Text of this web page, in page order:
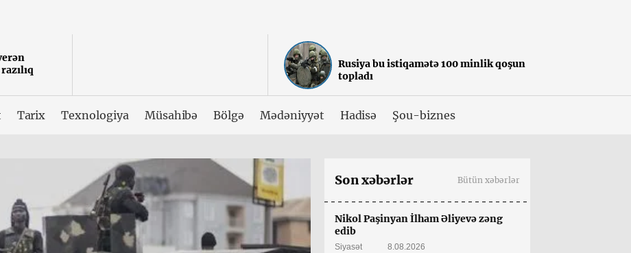
Rusiya bu istiqamətə 100 minlik qoşun
topladı
Tarix Texnologiya Müsahibə Bölgə Mədəniyyət Hadisə Şou-biznes
Son xəbərlər Bütün xəbərlər
Nikol Paşinyan İlham Əliyevə zəng
edib
Siyasət 8.08.2026